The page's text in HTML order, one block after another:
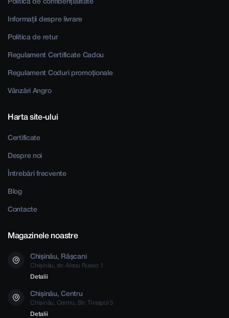
Politica de confidențialitate
Informații despre livrare
Politica de retur
Regulament Certificate Cadou
Regulament Coduri promoționale
Vânzări Angro
Harta site-ului
Certificate
Despre noi
Întrebări frecvente
Blog
Contacte
Magazinele noastre
Chișinău, Râșcani
Chișinău, str. Alecu Russo 1
Detalii
Chișinău, Centru
Chișinău, Centru, Str. Tiraspol 5
Detalii